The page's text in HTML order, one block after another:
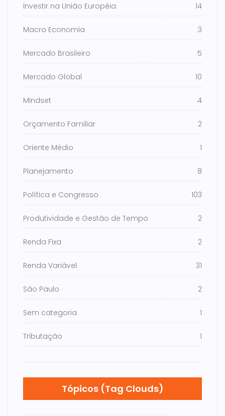
Investir na União Européia 14
Macro Economia 3
Mercado Brasileiro 5
Mercado Global 10
Mindset 4
Orçamento Familiar 2
Oriente Médio 1
Planejamento 8
Política e Congresso 103
Produtividade e Gestão de Tempo 2
Renda Fixa 2
Renda Variável 31
São Paulo 2
Sem categoria 1
Tributação 1
Tópicos (Tag Clouds)